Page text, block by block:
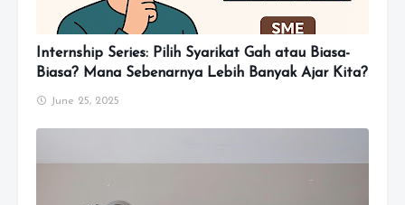
Internship Series: Pilih Syarikat Gah atau Biasa-
Biasa? Mana Sebenarnya Lebih Banyak Ajar Kita?
June 25, 2025